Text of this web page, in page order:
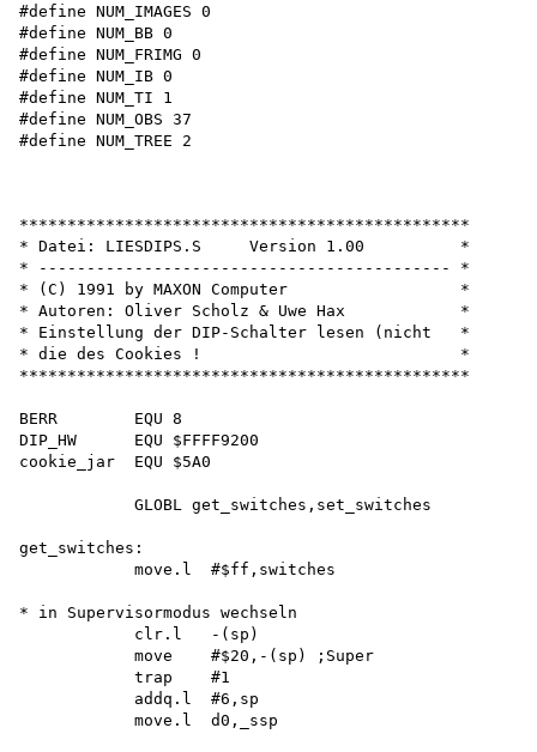
#define NUM_IMAGES 0
#define NUM_BB 0
#define NUM_FRIMG 0
#define NUM_IB 0
#define NUM_TI 1
#define NUM_OBS 37
#define NUM_TREE 2
***********************************************
* Datei: LIESDIPS.S     Version 1.00          *
* ------------------------------------------- *
* (C) 1991 by MAXON Computer                  *
* Autoren: Oliver Scholz & Uwe Hax            *
* Einstellung der DIP-Schalter lesen (nicht   *
* die des Cookies !                           *
***********************************************
BERR        EQU 8
DIP_HW      EQU $FFFF9200
cookie_jar  EQU $5A0
            GLOBL get_switches,set_switches
get_switches:
            move.l  #$ff,switches
* in Supervisormodus wechseln
            clr.l   -(sp)
            move    #$20,-(sp) ;Super
            trap    #1
            addq.l  #6,sp
            move.l  d0,_ssp